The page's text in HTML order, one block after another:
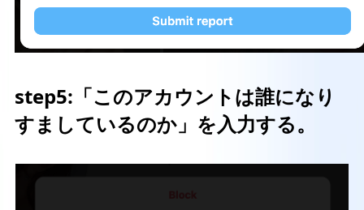
step5: 「このアカウントは誰になり
すましているのか」を入力する。